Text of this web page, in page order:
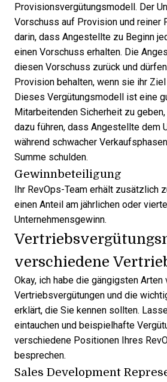
Provisionsvergütungsmodell. Der
Vorschuss auf Provision und reiner
darin, dass Angestellte zu Beginn
einen Vorschuss erhalten. Die
diesen Vorschuss zurück und
Provision behalten, wenn sie ihr
Dieses Vergütungsmodell ist eine
Mitarbeitenden Sicherheit zu
dazu führen, dass Angestellte dem
während schwacher
Summe schulden.
Gewinnbeteiligung
Ihr RevOps-Team erhält zusätzlich
einen Anteil am jährlichen oder
Unternehmensgewinn.
verschiedene
Okay, ich habe die gängigsten Arten
Vertriebsvergütungen und die
erklärt, die Sie kennen sollten.
eintauchen und beispielhafte
verschiedene Positionen Ihres
besprechen.
Sales Development